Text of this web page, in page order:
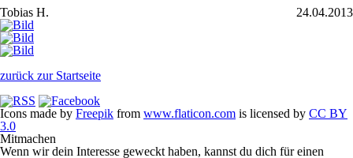
Tobias H.
24.04.2013
zurück zur Startseite
Icons made by Freepik from www.flaticon.com is licensed by CC BY
3.0
Mitmachen
Wenn wir dein Interesse geweckt haben, kannst du dich für einen